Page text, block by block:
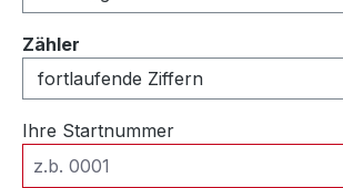
Zähler
Ihre Startnummer